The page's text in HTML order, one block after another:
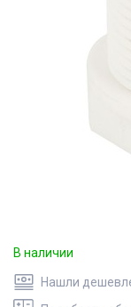
В наличии
Нашли